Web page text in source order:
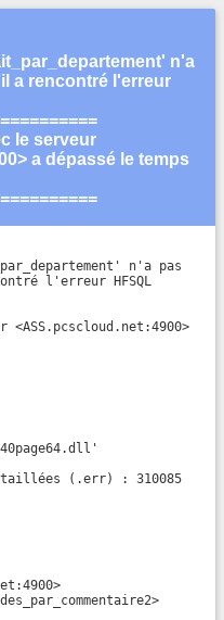
n'a
a rencontré l'erreur
le serveur
a dépassé le temps
n'a pas
l'erreur HFSQL
<ASS.pcscloud.net:4900>
(.err) : 310085